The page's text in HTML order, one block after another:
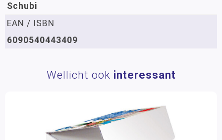
Schubi
EAN / ISBN
6090540443409
Wellicht ook interessant